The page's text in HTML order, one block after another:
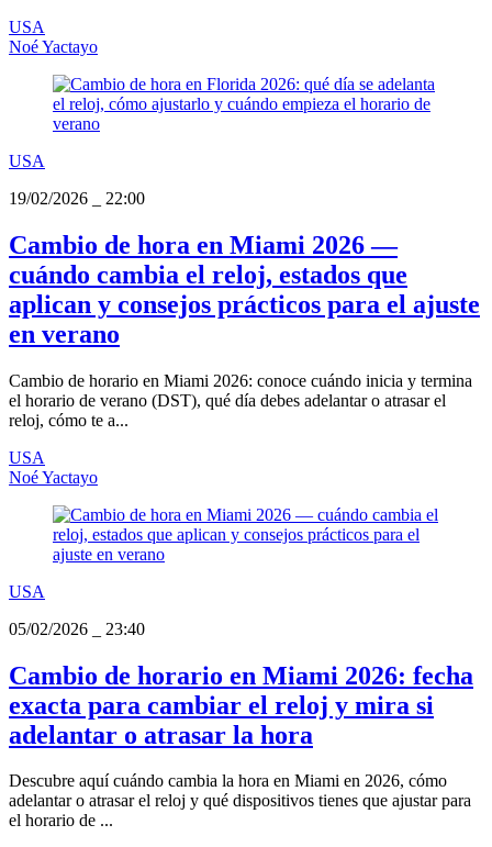
USA
Noé Yactayo
USA
19/02/2026
22:00
Cambio de hora en Miami 2026 —
cuándo cambia el reloj, estados que
aplican y consejos prácticos para el ajuste
en verano
Cambio de horario en Miami 2026: conoce cuándo inicia y termina
el horario de verano (DST), qué día debes adelantar o atrasar el
reloj, cómo te a...
USA
Noé Yactayo
USA
05/02/2026
23:40
Cambio de horario en Miami 2026: fecha
exacta para cambiar el reloj y mira si
adelantar o atrasar la hora
Descubre aquí cuándo cambia la hora en Miami en 2026, cómo
adelantar o atrasar el reloj y qué dispositivos tienes que ajustar para
el horario de ...